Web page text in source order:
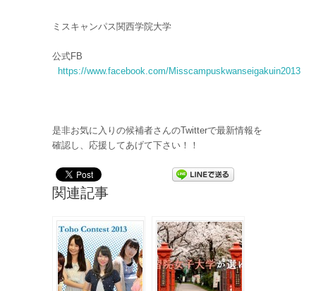
ミスキャンパス関西学院大学
公式FB
https://www.facebook.com/Misscampuskwanseigakuin2013
是非お気に入りの候補者さんのTwitterで最新情報を
確認し、応援してあげて下さい！！
関連記事